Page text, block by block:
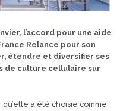
l’accord pour une aide
Relance pour son
étendre et diversifier ses
de culture cellulaire sur
a été choisie comme